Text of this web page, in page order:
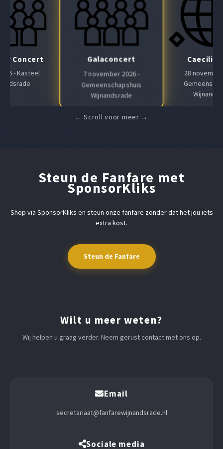
Concert
- Kasteel
Galaconcert
7 november 2026 -
Gemeenschapshuis
Wijnandsrade
28
Steun de Fanfare met
SponsorKliks
Shop via SponsorKliks en steun onze fanfare zonder dat het jou iets
extra kost.
Steun de Fanfare
Wilt u meer weten?
Wij helpen u graag verder. Neem gerust contact met ons op.
Email
secretariaat@fanfarewijnandsrade.nl
Sociale media